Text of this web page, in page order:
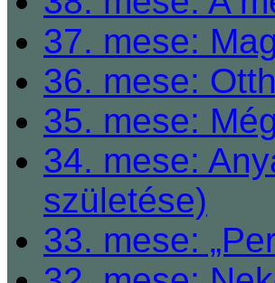
37. mese:
36. mese:
35. mese:
34. mese:
születése)
33. mese: